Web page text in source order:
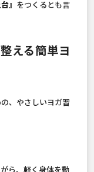
』 をつくるとも言
える簡単ヨ
、やさしいヨガ習
ら、軽く身体を動